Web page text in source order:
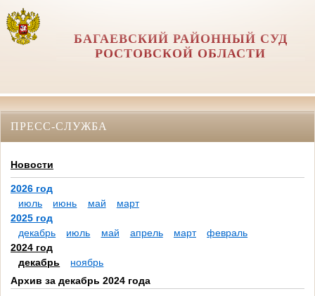
БАГАЕВСКИЙ РАЙОННЫЙ СУД
РОСТОВСКОЙ ОБЛАСТИ
ПРЕСС-СЛУЖБА
Новости
2026 год
июль
июнь май
март
2025 год
декабрь
июль май апрель март
февраль
2024 год
декабрь
ноябрь
Архив за декабрь 2024 года